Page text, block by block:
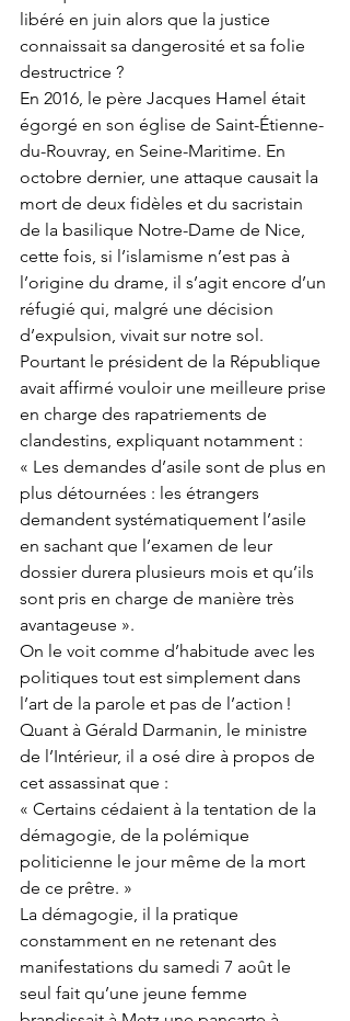
libéré en juin alors que la justice
connaissait sa dangerosité et sa folie
destructrice ?
En 2016, le père Jacques Hamel était
égorgé en son église de Saint-Étienne-
du-Rouvray, en Seine-Maritime. En
octobre dernier, une attaque causait la
mort de deux fidèles et du sacristain
de la basilique Notre-Dame de Nice,
cette fois, si l’islamisme n’est pas à
l’origine du drame, il s’agit encore d’un
réfugié qui, malgré une décision
d’expulsion, vivait sur notre sol.
Pourtant le président de la République
avait affirmé vouloir une meilleure prise
en charge des rapatriements de
clandestins, expliquant notamment :
« Les demandes d’asile sont de plus en
plus détournées : les étrangers
demandent systématiquement l’asile
en sachant que l’examen de leur
dossier durera plusieurs mois et qu’ils
sont pris en charge de manière très
avantageuse ».
On le voit comme d’habitude avec les
politiques tout est simplement dans
l’art de la parole et pas de l’action !
Quant à Gérald Darmanin, le ministre
de l’Intérieur, il a osé dire à propos de
cet assassinat que :
« Certains cédaient à la tentation de la
démagogie, de la polémique
politicienne le jour même de la mort
de ce prêtre. »
La démagogie, il la pratique
constamment en ne retenant des
manifestations du samedi 7 août le
seul fait qu’une jeune femme